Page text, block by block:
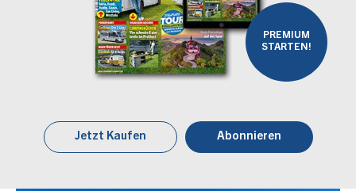
PREMIUM
STARTEN!
Jetzt Kaufen Abonnieren